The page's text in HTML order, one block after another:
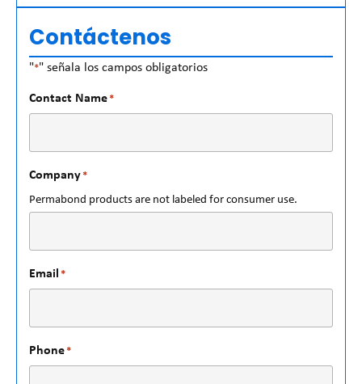
Contáctenos
"*" señala los campos obligatorios
Contact Name*
Company*
Permabond products are not labeled for consumer use.
Email *
Phone*